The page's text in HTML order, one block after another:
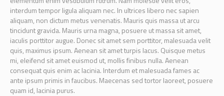
interdum tempor ligula aliquam nec. In ultrices libero nec sapien
aliquam, non dictum metus venenatis. Mauris quis massa ut arcu
tincidunt gravida. Mauris urna magna, posuere ut massa sit amet,
iaculis porttitor augue. Donec sit amet sem porttitor, malesuada velit
quis, maximus ipsum. Aenean sit amet turpis lacus. Quisque metus
mi, eleifend sit amet euismod ut, mollis finibus nulla. Aenean
consequat quis enim ac lacinia. Interdum et malesuada fames ac
ante ipsum primis in faucibus. Maecenas sed tortor laoreet, posuere
quam id, lacinia purus.